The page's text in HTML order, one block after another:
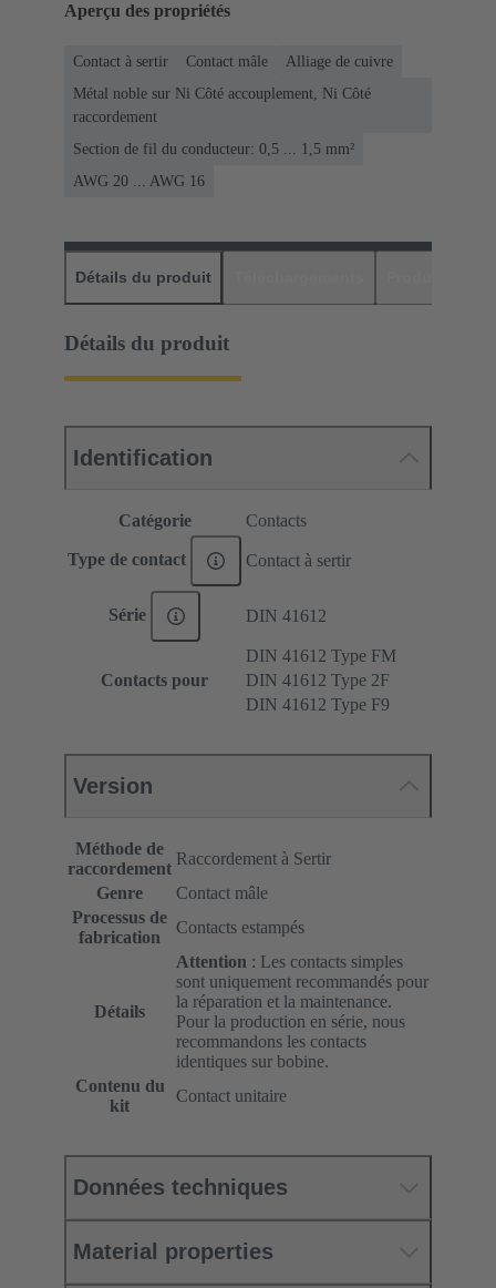
Aperçu des propriétés
Contact à sertir Contact mâle
Alliage de cuivre
Métal noble sur Ni Côté accouplement, Ni Côté
raccordement
Section de fil du conducteur: 0,5 ... 1,5 mm²
AWG 20 ... AWG 16
Détails du produit
Détails du produit
Identification
Catégorie Contacts
Type de contact Contact à sertir
Série DIN 41612
Contacts pour
DIN 41612 Type FM
DIN 41612 Type 2F
DIN 41612 Type F9
Version
Méthode de
raccordement
Raccordement à Sertir
Genre
Contact mâle
Processus de
fabrication
Contacts estampés
Détails
Attention : Les contacts simples
sont uniquement recommandés pour
la réparation et la maintenance.
Pour la production en série, nous
recommandons les contacts
identiques sur bobine.
Contenu du
kit
Contact unitaire
Données techniques
Material properties